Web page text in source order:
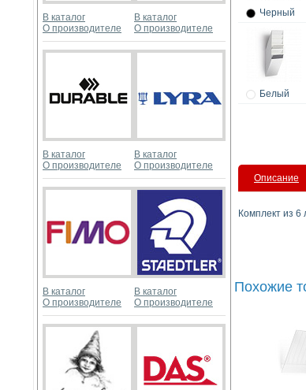
В каталог
О производителе
В каталог
О производителе
В каталог
О производителе
В каталог
О производителе
В каталог
О производителе
В каталог
О производителе
Черный
Белый
Описание
Комплект из
Похожие